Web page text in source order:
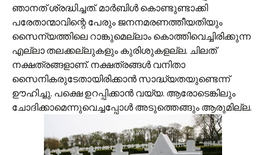
ഞാനത് ശ്രദ്ധിച്ചത്. മാര്‍ബിള്‍ കൊണ്ടുണ്ടാക്കി
പരേതാന്മാവിന്റെ പേരും ജനനമരണത്തീയതിയും
സൈന്യത്തിലെ റാങ്കുമെല്ലാം കൊത്തിവെച്ചിരിക്കുന്ന
എല്ലാ തലക്കല്ലുകളും കുരിശുകളല്ല. ചിലത്
നക്ഷത്രങ്ങളാണ്. നക്ഷത്രങ്ങള്‍ വനിതാ
സൈനികരുടേതായിരിക്കാന്‍ സാദ്ധ്യതയുണ്ടെന്ന്
ഊഹിച്ചു. പക്ഷെ ഉറപ്പിക്കാന്‍ വയ്യ. ആരോടെങ്കിലും
ചോദിക്കാമെന്നുവെച്ചപ്പോള്‍ അടുത്തെങ്ങും ആരുമില്ല.